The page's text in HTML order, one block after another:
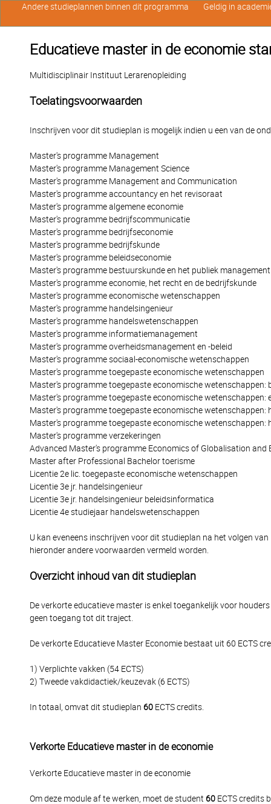
Educatieve master in de economie
Multidisciplinair Instituut Lerarenopleiding
Toelatingsvoorwaarden
Inschrijven voor dit studieplan is mogelijk indien u een van de
Master's programme Management
Master's programme Management Science
Master's programme Management and Communication
Master's programme accountancy en het revisoraat
Master's programme algemene economie
Master's programme bedrijfscommunicatie
Master's programme bedrijfseconomie
Master's programme bedrijfskunde
Master's programme beleidseconomie
Master's programme bestuurskunde en het publiek management
Master's programme economie, het recht en de bedrijfskunde
Master's programme economische wetenschappen
Master's programme handelsingenieur
Master's programme handelswetenschappen
Master's programme informatiemanagement
Master's programme overheidsmanagement en -beleid
Master's programme sociaal-economische wetenschappen
Master's programme toegepaste economische wetenschappen
Master's programme toegepaste economische wetenschappen:
Master's programme toegepaste economische wetenschappen:
Master's programme toegepaste economische wetenschappen:
Master's programme toegepaste economische
Master's programme verzekeringen
Advanced Master's programme Economics of Globalisation and
Master after Professional Bachelor toerisme
Licentie 2e lic. toegepaste economische wetenschappen
Licentie 3e jr. handelsingenieur
Licentie 3e jr. handelsingenieur beleidsinformatica
Licentie 4e studiejaar handelswetenschappen
U kan eveneens inschrijven voor dit studieplan na het volgen
hieronder andere voorwaarden vermeld worden.
Overzicht inhoud van dit studieplan
De verkorte educatieve master is enkel toegankelijk voor
geen toegang tot dit traject.
De verkorte Educatieve Master Economie bestaat uit 60 ECTS
1) Verplichte vakken (54 ECTS)
2) Tweede vakdidactiek/keuzevak (6 ECTS)
In totaal, omvat dit studieplan 60 ECTS credits.
Verkorte Educatieve master in de economie
Verkorte Educatieve master in de economie
Om deze module af te werken, moet de student 60 ECTS credits
Andere studieplannen binnen dit programma Geldig in